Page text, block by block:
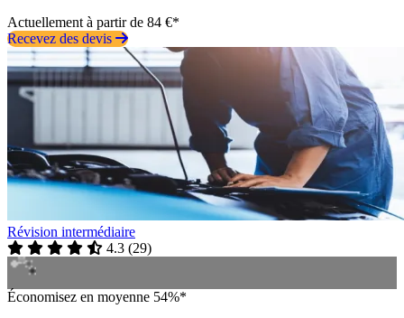
Actuellement à partir de 84 €*
Recevez des devis
Révision intermédiaire
4.3 (29)
Économisez en moyenne 54%*